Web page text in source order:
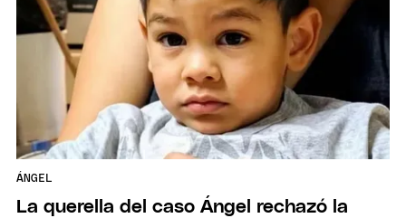
ÁNGEL
La querella del caso Ángel rechazó la